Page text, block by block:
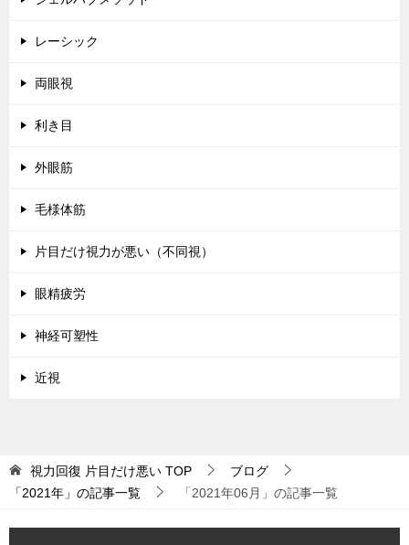
レーシック
両眼視
利き目
外眼筋
毛様体筋
片目だけ視力が悪い（不同視）
眼精疲労
神経可塑性
近視
視力回復 片目だけ悪い TOP
ブログ
「2021年」の記事一覧
「2021年06月」の記事一覧